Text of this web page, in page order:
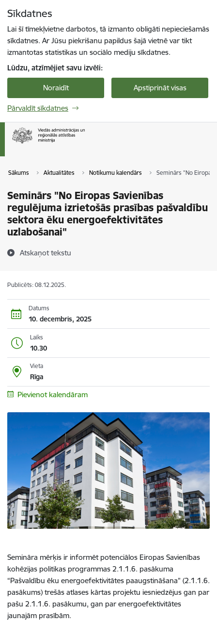
Sīkdatnes
Lai šī tīmekļvietne darbotos, tā izmanto obligāti nepieciešamās
sīkdatnes. Ar Jūsu piekrišanu papildus šajā vietnē var tikt
izmantotas statistikas un sociālo mediju sīkdatnes.
Lūdzu, atzīmējiet savu izvēli:
Noraidīt Apstiprināt visas
Pārvaldīt sīkdatnes
Sākums Aktualitātes Notikumu kalendārs Seminārs "No
Seminārs "No Eiropas Savienības
regulējuma izrietošās prasības pašvaldību
sektora ēku energoefektivitātes
uzlabošanai"
Atskaņot tekstu
Publicēts: 08.12.2025.
Datums
10. decembris, 2025
Laiks
10.30
Vieta
Rīga
Pievienot kalendāram
Semināra mērķis ir informēt potenciālos Eiropas Savienības
kohēzijas politikas programmas 2.1.1.6. pasākuma
“Pašvaldību ēku energoefektivitātes paaugstināšana” (2.1.1.6.
pasākums) trešās atlases kārtas projektu iesniedzējus gan par
pašu 2.1.1.6. pasākumu, gan par energoefektivitātes
jaunajām prasībām.